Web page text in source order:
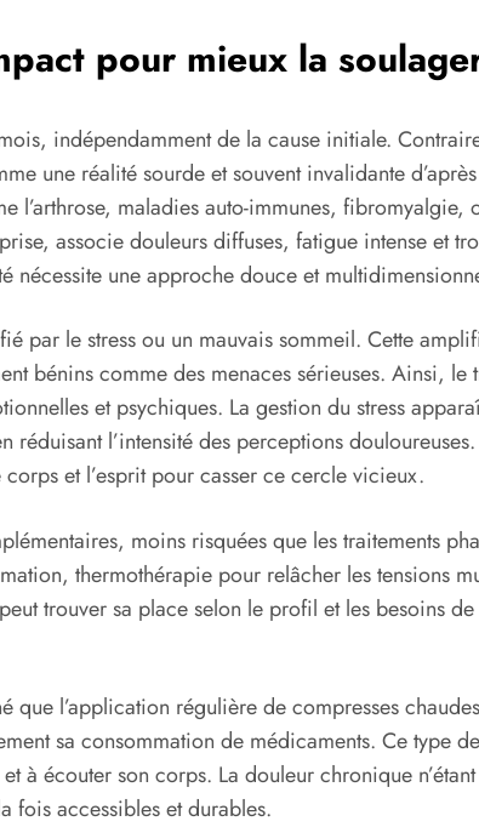
pour mieux la
indépendamment de la cause initiale.
une réalité sourde et souvent invalidante d’après
l’arthrose, maladies auto-immunes, fibromyalgie,
associe douleurs diffuses, fatigue intense et
nécessite une approche douce et
par le stress ou un mauvais sommeil. Cette
bénins comme des menaces sérieuses. Ainsi,
et psychiques. La gestion du stress
l’intensité des perceptions
et l’esprit pour casser ce cercle vicieux.
moins risquées que les traitements
thermothérapie pour relâcher les tensions
trouver sa place selon le profil et les besoins
l’application régulière de compresses
sa consommation de médicaments. Ce type
écouter son corps. La douleur chronique
fois accessibles et durables.